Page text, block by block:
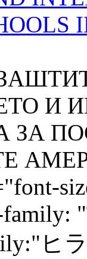
И
ЗА
ヒ